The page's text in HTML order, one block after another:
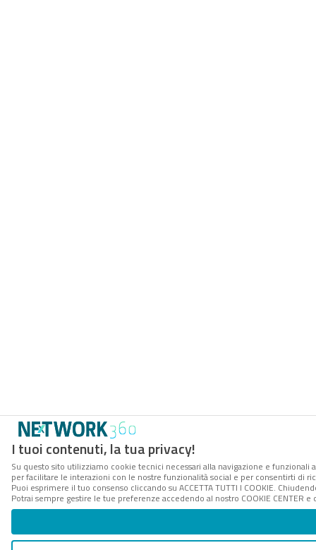
I tuoi contenuti, la tua privacy!
Su questo sito utilizziamo cookie tecnici necessari alla navigazione e
per facilitare le interazioni con le nostre funzionalità social e per consentirti di
Puoi esprimere il tuo consenso cliccando su ACCETTA TUTTI I COOKIE.
Potrai sempre gestire le tue preferenze accedendo al nostro COOKIE